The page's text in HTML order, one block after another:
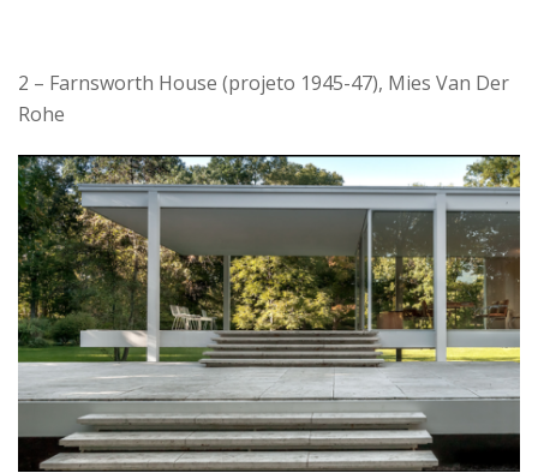
2 – Farnsworth House (projeto 1945-47), Mies Van Der
Rohe